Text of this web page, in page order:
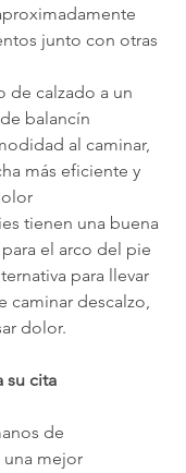
junto con otras
de calzado a un
balancín
al caminar,
más eficiente y
tienen una buena
el arco del pie
para llevar
caminar descalzo,
dolor.
su cita
de
una mejor